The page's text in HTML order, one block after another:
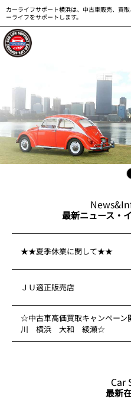
カーライフサポート横浜は、中古車販売、買
ーライフをサポートします。
最新ニュース・
★★夏季休業に関して★★
ＪＵ適正販売店
☆中古車高価買取キャンペーン
川 横浜 大和 綾瀬☆
Car
最新